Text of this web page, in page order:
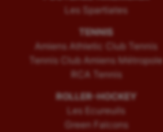
Les Spartiates
TENNIS
Amiens Athletic Club Tennis
Tennis Club Amiens Métropole
RCA Tennis
ROLLER-HOCKEY
Les Ecureuils
Green Falcons